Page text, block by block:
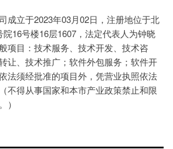
成立于2023年03月02日，注册地位于北
16号楼16层1607，法定代表人为钟晓
项目：技术服务、技术开发、技术咨
让、技术推广；软件外包服务；软件开
法须经批准的项目外，凭营业执照依法
不得从事国家和本市产业政策禁止和限
）